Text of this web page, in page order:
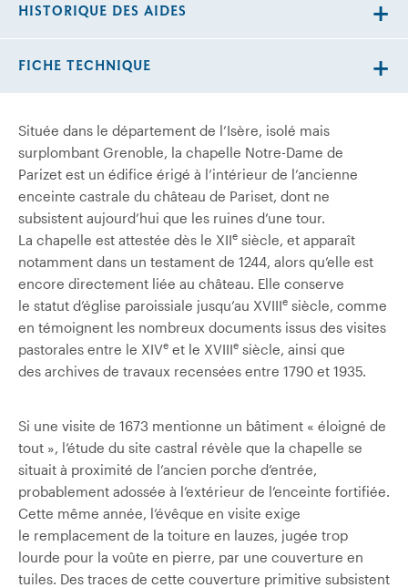
Située dans le département de l’Isère, isolé mais
surplombant Grenoble, la chapelle Notre-Dame de
Parizet est un édifice érigé à l’intérieur de l’ancienne
enceinte castrale du château de Pariset, dont ne
subsistent aujourd’hui que les ruines d’une tour.
La chapelle est attestée dès le XIIe siècle, et apparaît
notamment dans un testament de 1244, alors qu’elle est
encore directement liée au château. Elle conserve
le statut d’église paroissiale jusqu’au XVIIIe siècle, comme
en témoignent les nombreux documents issus des visites
pastorales entre le XIVe et le XVIIIe siècle, ainsi que
des archives de travaux recensées entre 1790 et 1935.
Si une visite de 1673 mentionne un bâtiment « éloigné de
tout », l’étude du site castral révèle que la chapelle se
situait à proximité de l’ancien porche d’entrée,
probablement adossée à l’extérieur de l’enceinte fortifiée.
Cette même année, l’évêque en visite exige
le remplacement de la toiture en lauzes, jugée trop
lourde pour la voûte en pierre, par une couverture en
tuiles. Des traces de cette couverture primitive subsistent
HISTORIQUE DES AIDES
FICHE TECHNIQUE